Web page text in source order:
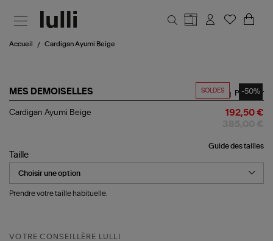
Accueil Cardigan Ayumi Beige
SOLDES -50%
MES DEMOISELLES
Cardigan
Partager
Cardigan Ayumi Beige 192,50 €
Guide des tailles
Taille
Prendre votre taille habituelle.
VOTRE CONSEILLÈRE LULLI